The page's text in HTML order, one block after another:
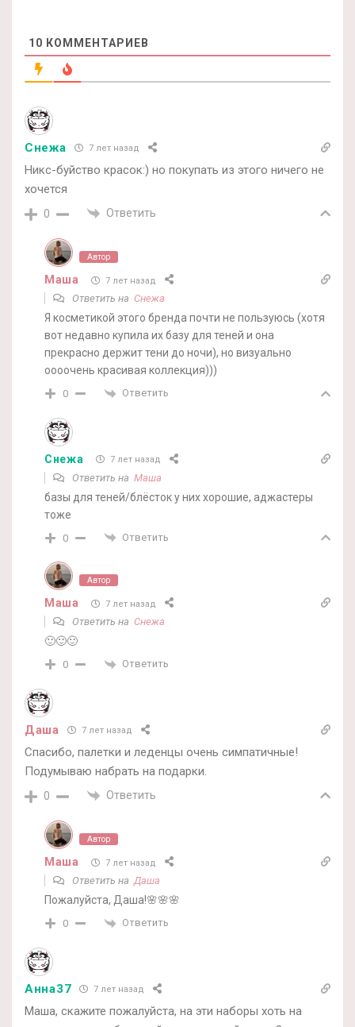
10 КОММЕНТАРИЕВ
Снежа 7 лет назад
Никс-буйство красок:) но покупать из этого ничего не
хочется
0 Ответить
Автор
Маша 7 лет назад
Ответить на Снежа
Я косметикой этого бренда почти не пользуюсь (хотя
вот недавно купила их базу для теней и она
прекрасно держит тени до ночи), но визуально
оооочень красивая коллекция)))
0 Ответить
Снежа 7 лет назад
Ответить на Маша
базы для теней/блёсток у них хорошие, аджастеры
тоже
0 Ответить
Автор
Маша 7 лет назад
Ответить на Снежа
🙂🙂🙂
0 Ответить
Даша 7 лет назад
Спасибо, палетки и леденцы очень симпатичные!
Подумываю набрать на подарки.
0 Ответить
Автор
Маша 7 лет назад
Ответить наДаша
Пожалуйста, Даша!🌸🌸🌸
0 Ответить
Анна37 7 лет назад
Маша, скажите пожалуйста, на эти наборы хоть на